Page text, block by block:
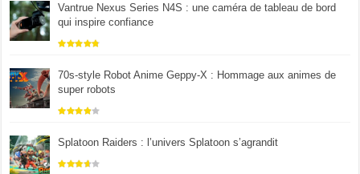
Vantrue Nexus Series N4S : une caméra de tableau de bord
qui inspire confiance
70s-style Robot Anime Geppy-X : Hommage aux animes de
super robots
Splatoon Raiders : l’univers Splatoon s’agrandit